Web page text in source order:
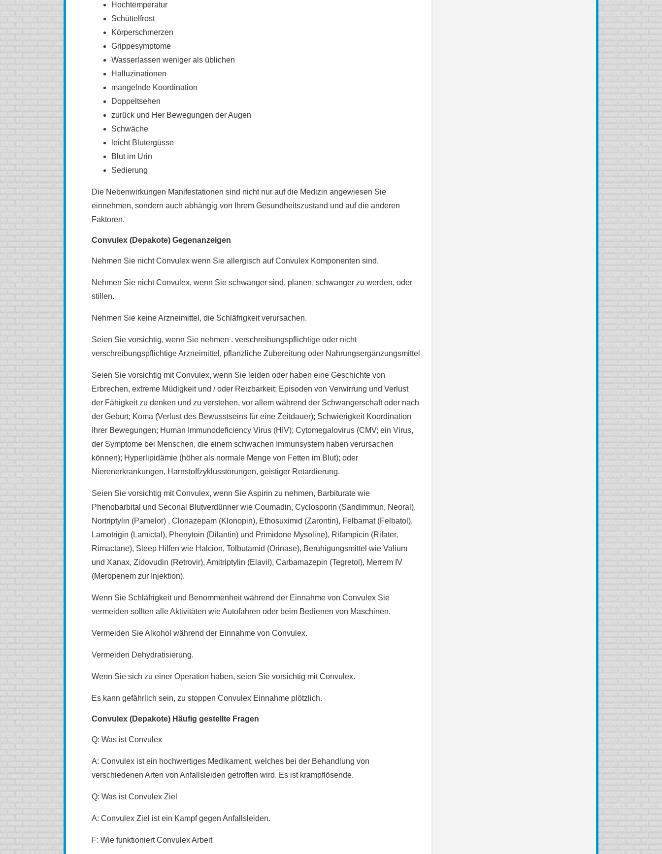
Hochtemperatur
Schüttelfrost
Körperschmerzen
Grippesymptome
Wasserlassen weniger als üblichen
Halluzinationen
mangelnde Koordination
Doppeltsehen
zurück und Her Bewegungen der Augen
Schwäche
leicht Blutergüsse
Blut im Urin
Sedierung
Die Nebenwirkungen Manifestationen sind nicht nur auf die Medizin angewiesen Sie
einnehmen, sondern auch abhängig von Ihrem Gesundheitszustand und auf die anderen
Faktoren.
Convulex (Depakote) Gegenanzeigen
Nehmen Sie nicht Convulex wenn Sie allergisch auf Convulex Komponenten sind.
Nehmen Sie nicht Convulex, wenn Sie schwanger sind, planen, schwanger zu werden, oder
stillen.
Nehmen Sie keine Arzneimittel, die Schläfrigkeit verursachen.
Seien Sie vorsichtig, wenn Sie nehmen . verschreibungspflichtige oder nicht
verschreibungspflichtige Arzneimittel, pflanzliche Zubereitung oder Nahrungsergänzungsmittel
Seien Sie vorsichtig mit Convulex, wenn Sie leiden oder haben eine Geschichte von
Erbrechen, extreme Müdigkeit und / oder Reizbarkeit; Episoden von Verwirrung und Verlust
der Fähigkeit zu denken und zu verstehen, vor allem während der Schwangerschaft oder nach
der Geburt; Koma (Verlust des Bewusstseins für eine Zeitdauer); Schwierigkeit Koordination
Ihrer Bewegungen; Human Immunodeficiency Virus (HIV); Cytomegalovirus (CMV; ein Virus,
der Symptome bei Menschen, die einem schwachen Immunsystem haben verursachen
können); Hyperlipidämie (höher als normale Menge von Fetten im Blut); oder
Nierenerkrankungen, Harnstoffzyklusstörungen, geistiger Retardierung.
Seien Sie vorsichtig mit Convulex, wenn Sie Aspirin zu nehmen, Barbiturate wie
Phenobarbital und Seconal Blutverdünner wie Coumadin, Cyclosporin (Sandimmun, Neoral),
Nortriptylin (Pamelor) , Clonazepam (Klonopin), Ethosuximid (Zarontin), Felbamat (Felbatol),
Lamotrigin (Lamictal), Phenytoin (Dilantin) und Primidone Mysoline), Rifampicin (Rifater,
Rimactane), Sleep Hilfen wie Halcion, Tolbutamid (Orinase), Beruhigungsmittel wie Valium
und Xanax, Zidovudin (Retrovir), Amitriptylin (Elavil), Carbamazepin (Tegretol), Merrem IV
(Meropenem zur Injektion).
Wenn Sie Schläfrigkeit und Benommenheit während der Einnahme von Convulex Sie
vermeiden sollten alle Aktivitäten wie Autofahren oder beim Bedienen von Maschinen.
Vermeiden Sie Alkohol während der Einnahme von Convulex.
Vermeiden Dehydratisierung.
Wenn Sie sich zu einer Operation haben, seien Sie vorsichtig mit Convulex.
Es kann gefährlich sein, zu stoppen Convulex Einnahme plötzlich.
Convulex (Depakote) Häufig gestellte Fragen
Q: Was ist Convulex
A: Convulex ist ein hochwertiges Medikament, welches bei der Behandlung von
verschiedenen Arten von Anfallsleiden getroffen wird. Es ist krampflösende.
Q: Was ist Convulex Ziel
A: Convulex Ziel ist ein Kampf gegen Anfallsleiden.
F: Wie funktioniert Convulex Arbeit